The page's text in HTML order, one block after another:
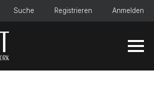
Suche Registrieren Anmelden